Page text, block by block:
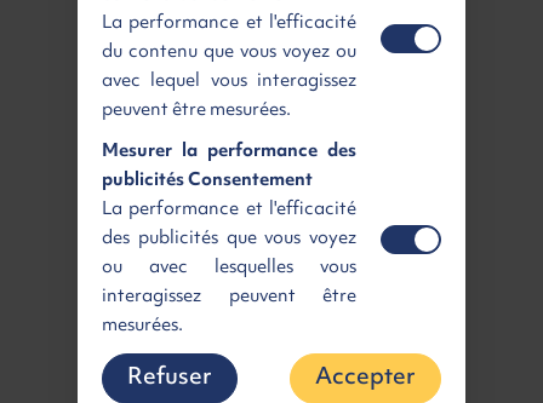
Entretien
Profitez de la prise en charge des révisions et
du remplacement des pièces d'usure
Garantie intégrale
Roulez en toute tranquillité avec la garantie
constructeur étendue sur toute la durée
d'utilisation de votre véhicule
La performance et l'efficacité
du contenu que vous voyez ou
avec lequel vous interagissez
peuvent être mesurées.
Mesurer la performance des
publicités Consentement
La performance et l'efficacité
des publicités que vous voyez
ou avec lesquelles vous
interagissez peuvent être
mesurées.
Refuser Accepter